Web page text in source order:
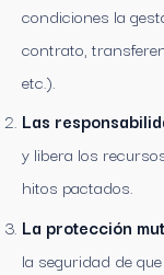
condiciones la
contrato,
etc.).
Las
y libera los
hitos pactados.
La protección
la seguridad de